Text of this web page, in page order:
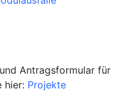
Antragsformular für
hier: Projekte